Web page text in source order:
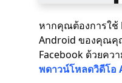
หากคุณต้องการใช้
Android ของคุณคุ
Facebook ด้วยคว
พดาวน์โหลดวิดีโอ